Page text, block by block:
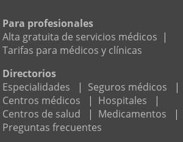
Para profesionales
Alta gratuita de servicios médicos |
Tarifas para médicos y clínicas
Directorios
Especialidades
| Seguros médicos
|
Centros médicos
| Hospitales
|
Centros de salud
| Medicamentos
|
Preguntas frecuentes